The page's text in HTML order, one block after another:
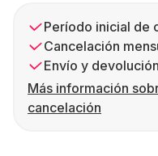
Período inicial de
Cancelación
Envío y
Más información
cancelación